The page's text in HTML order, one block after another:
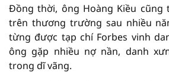
Đồng thời, ông Hoàng Kiều
trên thương trường sau nhiều
từng được tạp chí Forbes vinh
ông gặp nhiều nợ nần, danh
trong dĩ vãng.